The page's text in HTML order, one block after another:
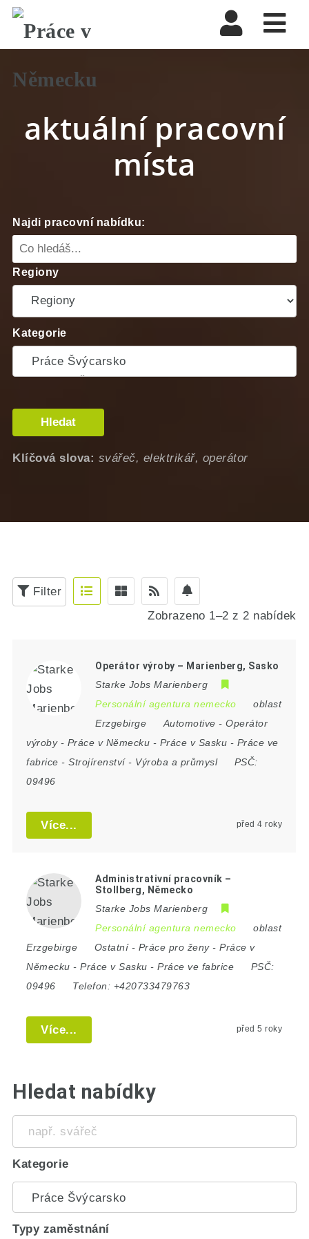
aktuální pracovní
místa
Najdi pracovní nabídku:
Regiony
Kategorie
Hledat
Klíčová slova: svářeč, elektrikář, operátor
Filter
Zobrazeno 1–2 z 2 nabídek
Operátor výroby – Marienberg, Sasko
Starke Jobs Marienberg
Personální agentura nemecko
oblast
Erzgebirge
Automotive -Operátor
výroby- Práce v Německu - Práce v Sasku - Práce ve
fabrice -Strojírenství- Výroba a průmysl
PSČ:
09496
Více... před 4 roky
Administrativní pracovník –
Stollberg, Německo
Starke Jobs Marienberg
Personální agentura nemecko
oblast
Erzgebirge
Ostatní- Práce pro ženy-Práce v
Německu -Práce v Sasku -Práce ve fabrice
PSČ:
09496
Telefon: +420733479763
Více... před 5 roky
Hledat nabídky
svářeč
Kategorie
Typy zaměstnání